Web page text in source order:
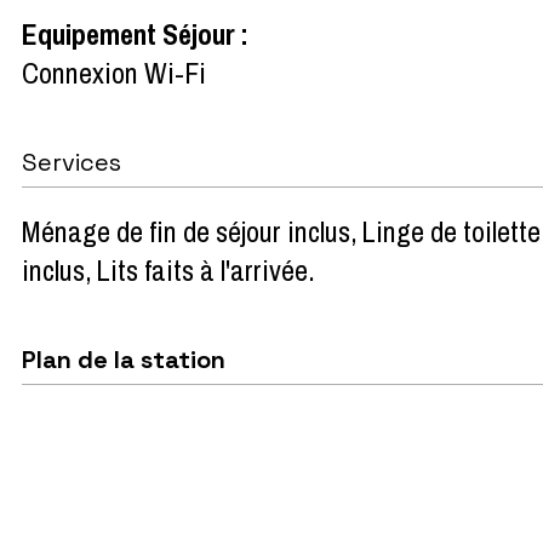
Equipement Séjour:
Connexion Wi-Fi
Services
Ménage de fin de séjour inclus Linge de toilette
inclus Lits faits à l'arrivée
Plan de la station